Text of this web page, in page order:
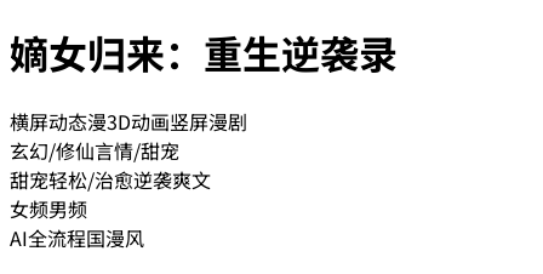
嫡女归来：重生逆袭录
横屏动态漫3D动画竖屏漫剧
玄幻/修仙言情/甜宠
甜宠轻松/治愈逆袭爽文
女频男频
AI全流程国漫风